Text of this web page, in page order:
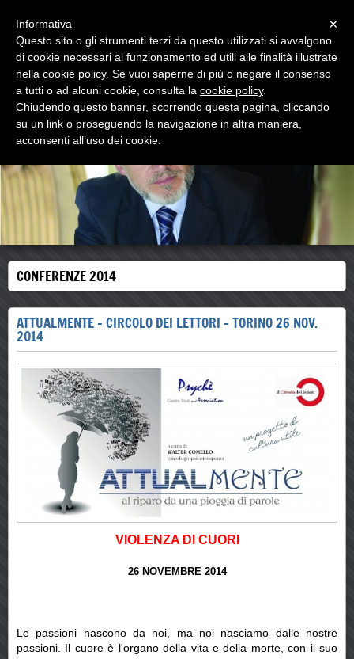
walter comello
psicologo psicoterapeuta
CONFERENZE 2014
ATTUALMENTE - CIRCOLO DEI LETTORI - TORINO 26 NOV.
2014
VIOLENZA DI CUORI
26 NOVEMBRE 2014
Le passioni nascono da noi, ma noi nasciamo dalle nostre
passioni. Il cuore è l'organo della vita e della morte, con il suo
×
Informativa
Questo sito o gli strumenti terzi da questo utilizzati si avvalgono
di cookie necessari al funzionamento ed utili alle finalità illustrate
nella cookie policy. Se vuoi saperne di più o negare il consenso
a tutti o ad alcuni cookie, consulta la cookie policy.
Chiudendo questo banner, scorrendo questa pagina, cliccando
su un link o proseguendo la navigazione in altra maniera,
acconsenti all’uso dei cookie.